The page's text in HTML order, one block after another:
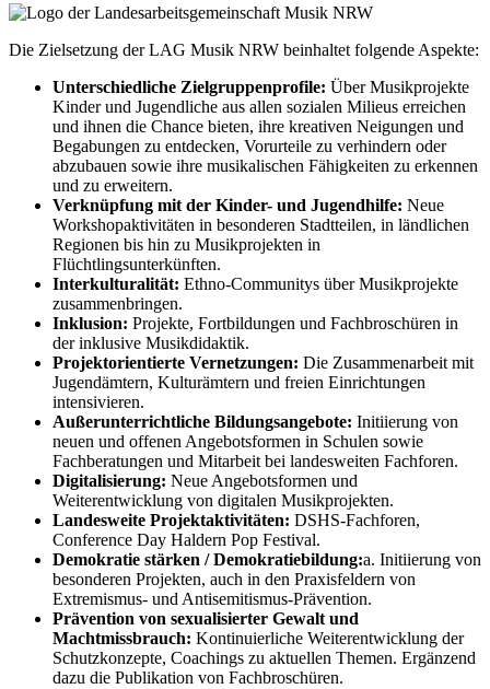
Die Zielsetzung der LAG Musik NRW beinhaltet folgende Aspekte:
Unterschiedliche Zielgruppenprofile: Über Musikprojekte
Kinder und Jugendliche aus allen sozialen Milieus erreichen
und ihnen die Chance bieten, ihre kreativen Neigungen und
Begabungen zu entdecken, Vorurteile zu verhindern oder
abzubauen sowie ihre musikalischen Fähigkeiten zu erkennen
und zu erweitern.
Verknüpfung mit der Kinder- und Jugendhilfe: Neue
Workshopaktivitäten in besonderen Stadtteilen, in ländlichen
Regionen bis hin zu Musikprojekten in
Flüchtlingsunterkünften.
Interkulturalität: Ethno-Communitys über Musikprojekte
zusammenbringen.
Inklusion: Projekte, Fortbildungen und Fachbroschüren in
der inklusive Musikdidaktik.
Projektorientierte Vernetzungen: Die Zusammenarbeit mit
Jugendämtern, Kulturämtern und freien Einrichtungen
intensivieren.
Außerunterrichtliche Bildungsangebote: Initiierung von
neuen und offenen Angebotsformen in Schulen sowie
Fachberatungen und Mitarbeit bei landesweiten Fachforen.
Digitalisierung: Neue Angebotsformen und
Weiterentwicklung von digitalen Musikprojekten.
Landesweite Projektaktivitäten: DSHS-Fachforen,
Conference Day Haldern Pop Festival.
Demokratie stärken / Demokratiebildung:a. Initiierung von
besonderen Projekten, auch in den Praxisfeldern von
Extremismus- und Antisemitismus-Prävention.
Prävention von sexualisierter Gewalt und
Machtmissbrauch: Kontinuierliche Weiterentwicklung der
Schutzkonzepte, Coachings zu aktuellen Themen. Ergänzend
dazu die Publikation von Fachbroschüren.